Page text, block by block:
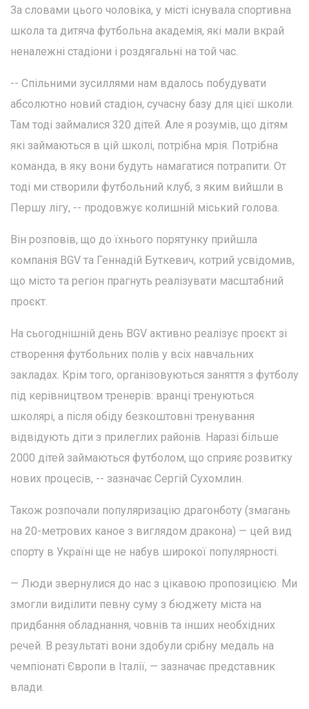
За словами цього чоловіка, у місті існувала спортивна
школа та дитяча футбольна академія, які мали вкрай
неналежні стадіони і роздягальні на той час.
-- Спільними зусиллями нам вдалось побудувати
абсолютно новий стадіон, сучасну базу для цієї школи.
Там тоді займалися 320 дітей. Але я розумів, що дітям
які займаються в цій школі, потрібна мрія. Потрібна
команда, в яку вони будуть намагатися потрапити. От
тоді ми створили футбольний клуб, з яким вийшли в
Першу лігу, -- продовжує колишній міський голова.
Він розповів, що до їхнього порятунку прийшла
компанія BGV та Геннадій Буткевич, котрий усвідомив,
що місто та регіон прагнуть реалізувати масштабний
проєкт.
На сьогоднішній день BGV активно реалізує проєкт зі
створення футбольних полів у всіх навчальних
закладах. Крім того, організовуються заняття з футболу
під керівництвом тренерів: вранці тренуються
школярі, а після обіду безкоштовні тренування
відвідують діти з прилеглих районів. Наразі більше
2000 дітей займаються футболом, що сприяє розвитку
нових процесів, -- зазначає Сергій Сухомлин.
Також розпочали популяризацію драгонботу (змагань
на 20-метрових каное з виглядом дракона) — цей вид
спорту в Україні ще не набув широкої популярності.
— Люди звернулися до нас з цікавою пропозицією. Ми
змогли виділити певну суму з бюджету міста на
придбання обладнання, човнів та інших необхідних
речей. В результаті вони здобули срібну медаль на
чемпіонаті Європи в Італії, — зазначає представник
влади.